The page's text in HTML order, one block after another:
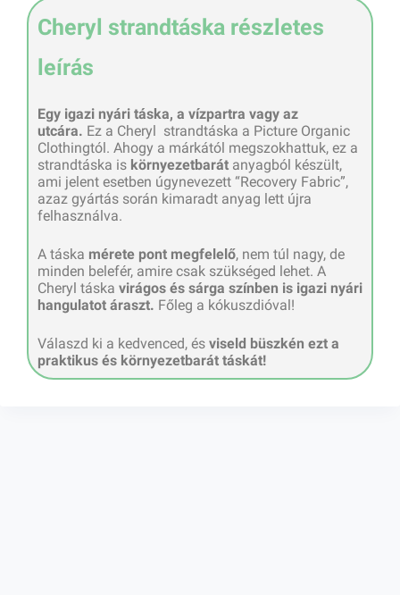
Cheryl strandtáska részletes
leírás
Egy igazi nyári táska, a vízpartra vagy az
utcára. Ez a Cheryl strandtáska a Picture Organic
Clothingtól. Ahogy a márkától megszokhattuk, ez a
strandtáska is környezetbarát anyagból készült,
ami jelent esetben úgynevezett “Recovery Fabric”,
azaz gyártás során kimaradt anyag lett újra
felhasználva.
A táska mérete pont megfelelő, nem túl nagy, de
minden belefér, amire csak szükséged lehet. A
Cheryl táska virágos és sárga színben is igazi nyári
hangulatot áraszt. Főleg a kókuszdióval!
Válaszd ki a kedvenced, és viseld büszkén ezt a
praktikus és környezetbarát táskát!